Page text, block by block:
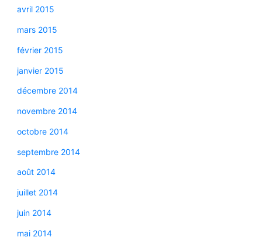
avril 2015
mars 2015
février 2015
janvier 2015
décembre 2014
novembre 2014
octobre 2014
septembre 2014
août 2014
juillet 2014
juin 2014
mai 2014